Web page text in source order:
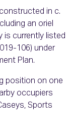
in c.
an oriel
is currently listed
106) under
Plan.
position on one
occupiers
Sports